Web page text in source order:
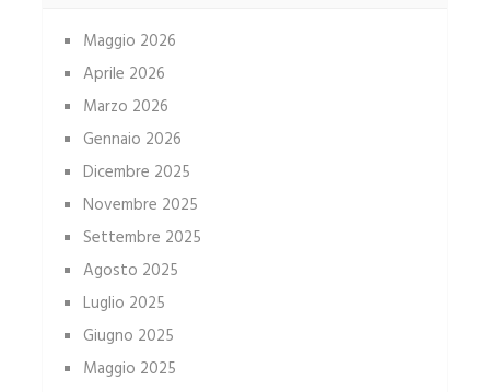
Maggio 2026
Aprile 2026
Marzo 2026
Gennaio 2026
Dicembre 2025
Novembre 2025
Settembre 2025
Agosto 2025
Luglio 2025
Giugno 2025
Maggio 2025